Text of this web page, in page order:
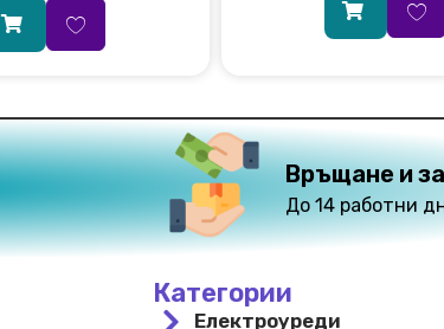
Връщане и
До 14 работни
Категории
Електроуреди